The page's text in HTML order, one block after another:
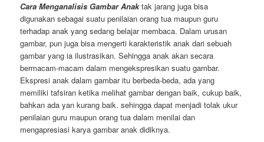
Cara Menganalisis Gambar Anaktak jarang juga bisa
digunakan sebagai suatu penilaian orang tua maupun guru
terhadap anak yang sedang belajar membaca. Dalam urusan
gambar, pun juga bisa mengerti karakteristik anak dari sebuah
gambar yang ia ilustrasikan. Sehingga anak akan secara
bermacam-macam dalam mengekspresikan suatu gambar.
Ekspresi anak dalam gambar itu berbeda-beda, ada yang
memiliki tafsiran ketika melihat gambar dengan baik, cukup baik,
bahkan ada yan kurang baik. sehingga dapat menjadi tolak ukur
penilaian guru maupun orang tua dalam menilai dan
mengapresiasi karya gambar anak didiknya.